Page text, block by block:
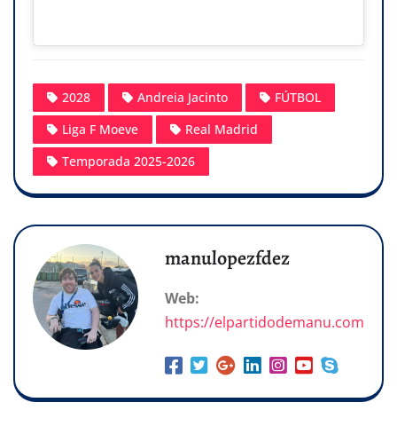
2028 Andreia Jacinto
FÚTBOL
Liga F Moeve
Real Madrid
Temporada 2025-2026
manulopezfdez
Web:
https://elpartidodemanu.com